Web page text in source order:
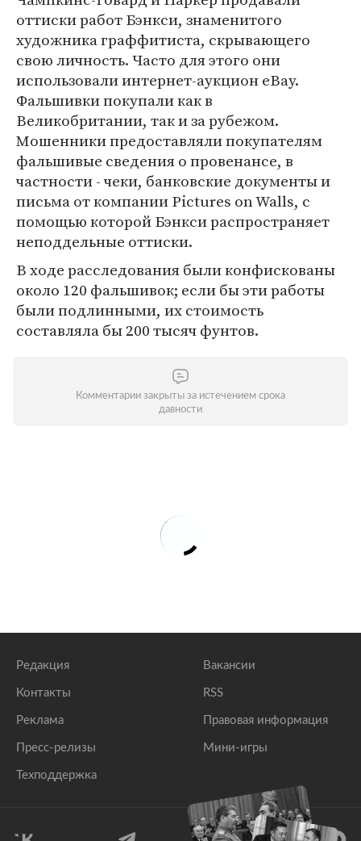
оттиски работ Бэнкси, знаменитого
художника граффитиста, скрывающего
свою личность. Часто для этого они
использовали интернет-аукцион eBay.
Фальшивки покупали как в
Великобритании, так и за рубежом.
Мошенники предоставляли покупателям
фальшивые сведения о провенансе, в
частности - чеки, банковские документы и
письма от компании Pictures on Walls, с
помощью которой Бэнкси распространяет
неподдельные оттиски.
В ходе расследования были конфискованы
около 120 фальшивок; если бы эти работы
были подлинными, их стоимость
составляла бы 200 тысяч фунтов.
Комментарии закрыты за истечением срока
давности
Редакция
Контакты
Реклама
Пресс-релизы
Техподдержка
Вакансии
RSS
Правовая информация
Мини-игры